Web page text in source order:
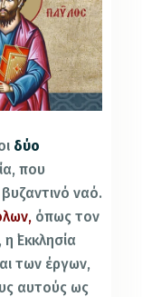
δύο
που
βυζαντινό ναό.
, όπως τον
᾽Εκκλησία
των έργων,
αυτούς ως